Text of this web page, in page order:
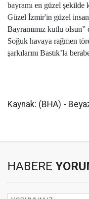
bayramı en güzel
Güzel İzmir'in güzel
Bayramımız kutlu olsun”
Soğuk havaya rağmen
şarkılarını Bastık’la
Kaynak: (BHA) -
HABERE